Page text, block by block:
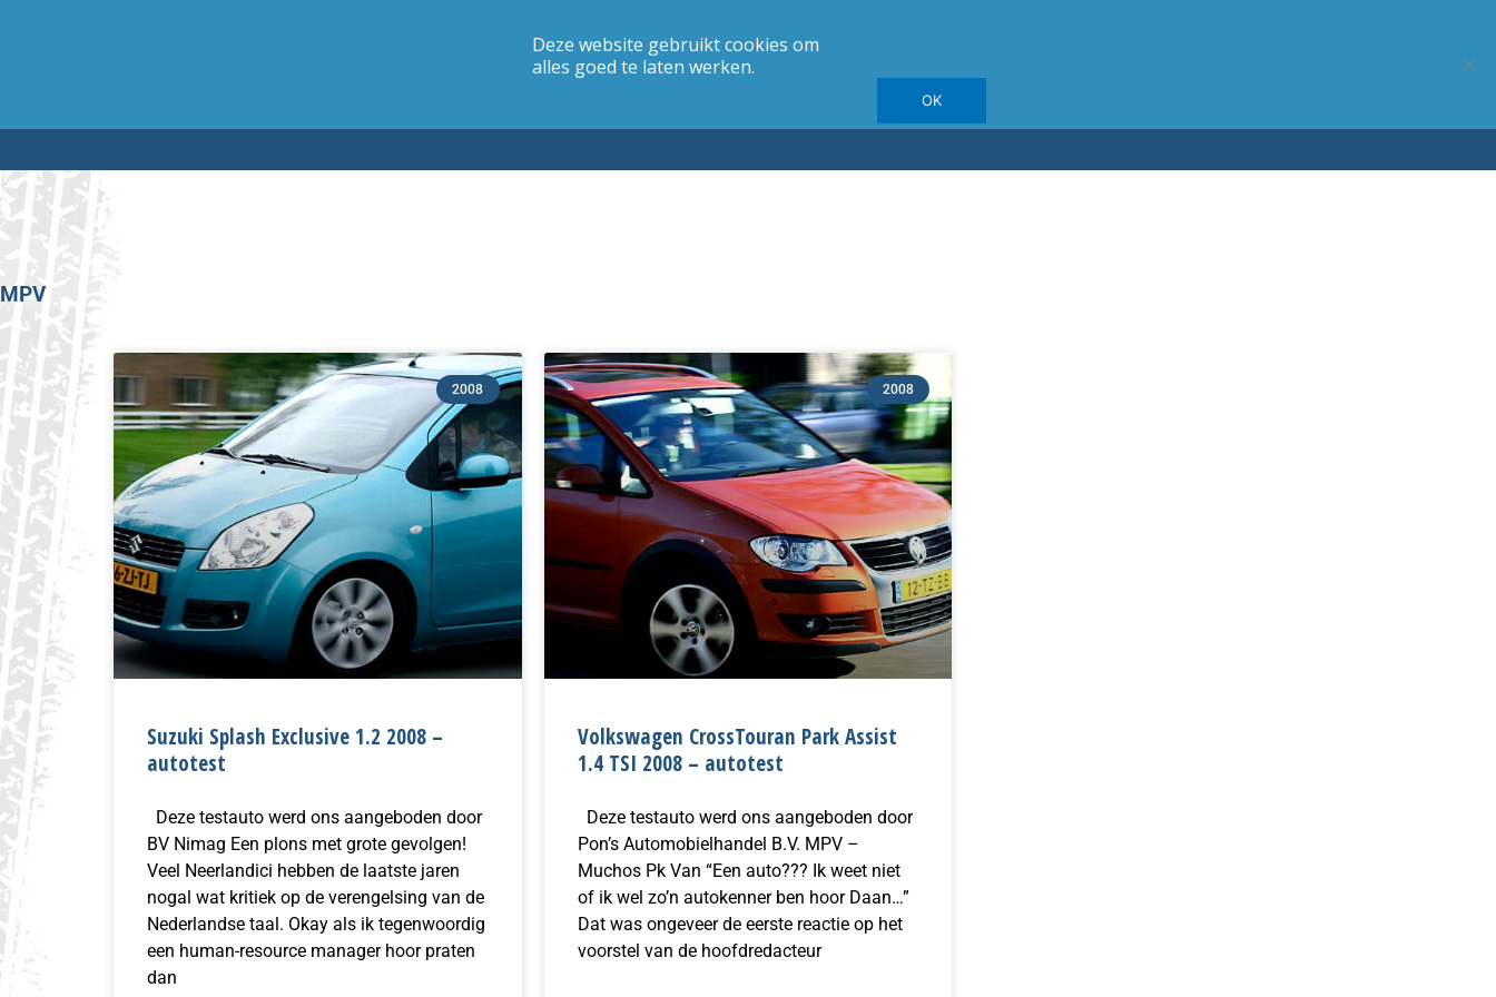
Carrosserie Jaargang Elektrische autotesten
Autotesten
MPV
2008
Suzuki Splash Exclusive 1.2 2008 –
autotest
Deze testauto werd ons aangeboden door
BV Nimag Een plons met grote gevolgen!
Veel Neerlandici hebben de laatste jaren
nogal wat kritiek op de verengelsing van de
Nederlandse taal. Okay als ik tegenwoordig
een human-resource manager hoor praten
dan
2008
Volkswagen CrossTouran Park Assist
1.4 TSI 2008 – autotest
Deze testauto werd ons aangeboden door
Pon’s Automobielhandel B.V. MPV –
Muchos Pk Van “Een auto??? Ik weet niet
of ik wel zo’n autokenner ben hoor Daan…”
Dat was ongeveer de eerste reactie op het
voorstel van de hoofdredacteur
Pagina
Deze website gebruikt cookies om
alles goed te laten werken.
OK